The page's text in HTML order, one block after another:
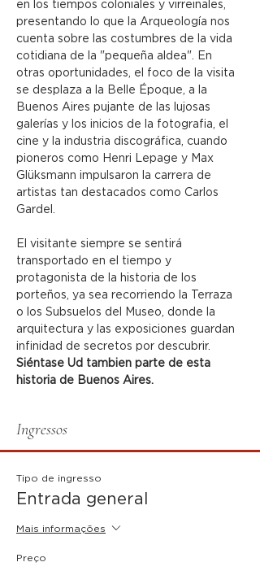
en los tiempos coloniales y virreinales,
presentando lo que la Arqueología nos
cuenta sobre las costumbres de la vida
cotidiana de la "pequeña aldea". En
otras oportunidades, el foco de la visita
se desplaza a la Belle Époque, a la
Buenos Aires pujante de las lujosas
galerías y los inicios de la fotografia, el
cine y la industria discográfica, cuando
pioneros como Henri Lepage y Max
Glüksmann impulsaron la carrera de
artistas tan destacados como Carlos
Gardel.
El visitante siempre se sentirá
transportado en el tiempo y
protagonista de la historia de los
porteños, ya sea recorriendo la Terraza
o los Subsuelos del Museo, donde la
arquitectura y las exposiciones guardan
infinidad de secretos por descubrir.
Siéntase Ud tambien parte de esta
historia de Buenos Aires.
Ingressos
Tipo de ingresso
Entrada general
Mais informações
Preço